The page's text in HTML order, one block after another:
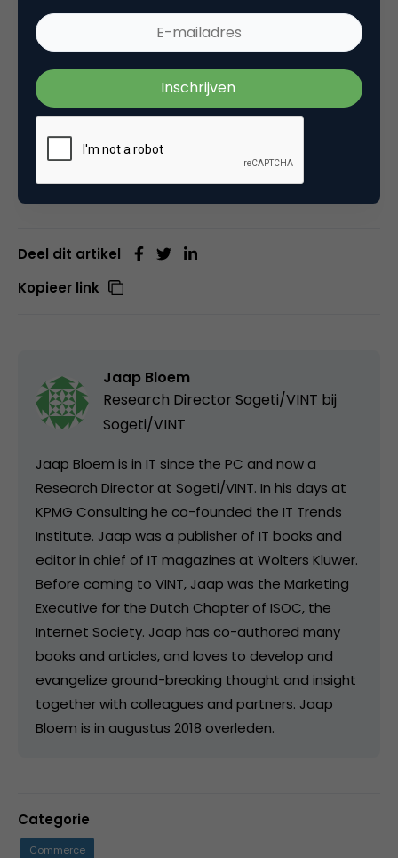
concurentiekracht is een belangrijk leidend
principe, honderd jaar na de verschijning van
Management
(1911), over de manier waarop
toenmalige producenten hun processen zouden
moeten managen op basis van wat ze (kunnen)
weten.
Deel dit artikel
Kopieer link
Jaap Bloem
Research Director Sogeti/VINT bij
Sogeti/VINT
Jaap Bloem is in IT since the PC and now a
Research Director at Sogeti/VINT. In his days at
KPMG Consulting he co-founded the IT Trends
Institute. Jaap was a publisher of IT books and
editor in chief of IT magazines at Wolters Kluwer.
Before coming to VINT, Jaap was the Marketing
Executive for the Dutch Chapter of ISOC, the
Internet Society. Jaap has co-authored many
books and articles, and loves to develop and
evangelize ground-breaking thought and insight
together with colleagues and partners. Jaap
Bloem is in augustus 2018 overleden.
Categorie
Commerce